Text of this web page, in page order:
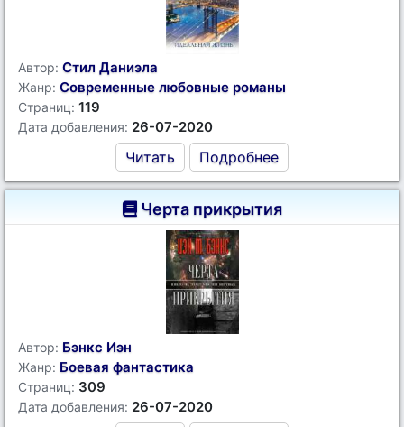
Автор: Стил Даниэла
Жанр: Современные любовные романы
Страниц: 119
Дата добавления: 26-07-2020
Читать Подробнее
Черта прикрытия
Автор: Бэнкс Иэн
Жанр: Боевая фантастика
Страниц: 309
Дата добавления: 26-07-2020